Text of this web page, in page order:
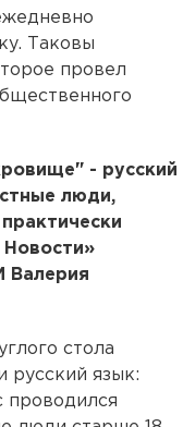
Таковы
провел
- русский
люди,
Валерия
стола
русский язык:
проводился